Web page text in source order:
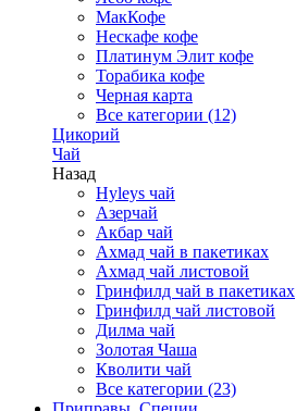
МакКофе
Нескафе кофе
Платинум Элит кофе
Торабика кофе
Черная карта
Все категории (12)
Цикорий
Чай
Назад
Hyleys чай
Азерчай
Акбар чай
Ахмад чай в пакетиках
Ахмад чай листовой
Гринфилд чай в пакетиках
Гринфилд чай листовой
Дилма чай
Золотая Чаша
Кволити чай
Все категории (23)